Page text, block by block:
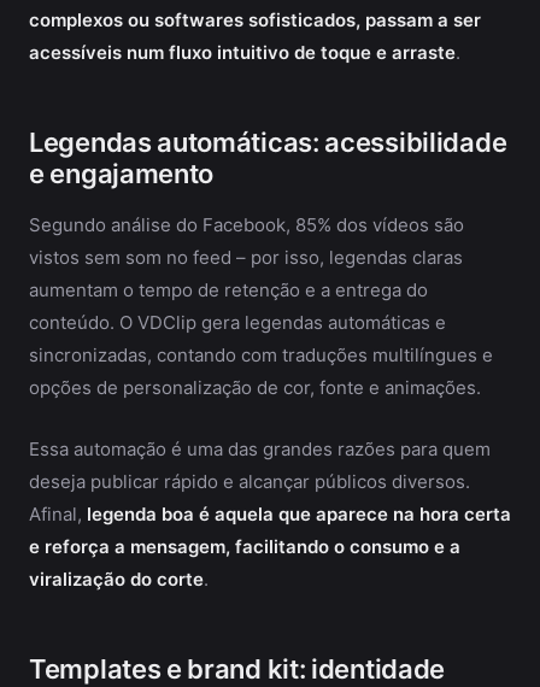
complexos ou softwares sofisticados, passam a ser
acessíveis num fluxo intuitivo de toque e arraste.
Legendas automáticas: acessibilidade
e engajamento
Segundo análise do Facebook, 85% dos vídeos são
vistos sem som no feed – por isso, legendas claras
aumentam o tempo de retenção e a entrega do
conteúdo. O VDClip gera legendas automáticas e
sincronizadas, contando com traduções multilíngues e
opções de personalização de cor, fonte e animações.
Essa automação é uma das grandes razões para quem
deseja publicar rápido e alcançar públicos diversos.
Afinal, legenda boa é aquela que aparece na hora certa
e reforça a mensagem, facilitando o consumo e a
viralização do corte.
Templates e brand kit: identidade